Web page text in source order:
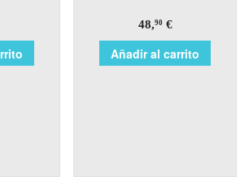
48,90€
Añadir al carrito